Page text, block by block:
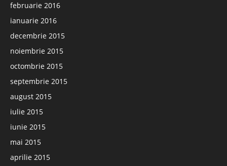
februarie 2016
ianuarie 2016
decembrie 2015
noiembrie 2015
octombrie 2015
septembrie 2015
august 2015
iulie 2015
iunie 2015
mai 2015
aprilie 2015